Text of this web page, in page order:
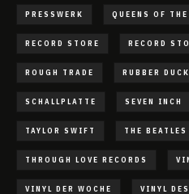
PRESSWERK QUEENS OF
RECORD STORE RECORD
ROUGH TRADE RUBBER
SCHALLPLATTE SEVEN INCH
TAYLOR SWIFT THE BEATLES
THROUGH LOVE RECORDS
VINYL DER WOCHE VINYL